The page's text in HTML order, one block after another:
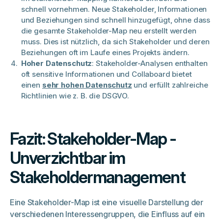
schnell vornehmen. Neue Stakeholder, Informationen
und Beziehungen sind schnell hinzugefügt, ohne dass
die gesamte Stakeholder-Map neu erstellt werden
muss. Dies ist nützlich, da sich Stakeholder und deren
Beziehungen oft im Laufe eines Projekts ändern.
Hoher Datenschutz: Stakeholder-Analysen enthalten
oft sensitive Informationen und Collaboard bietet
einen sehr hohen Datenschutz und erfüllt zahlreiche
Richtlinien wie z. B. die DSGVO.
Fazit: Stakeholder-Map -
Unverzichtbar im
Stakeholdermanagement
Eine Stakeholder-Map ist eine visuelle Darstellung der
verschiedenen Interessengruppen, die Einfluss auf ein